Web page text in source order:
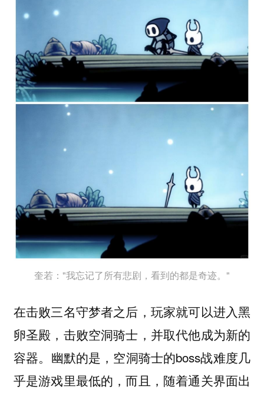
奎若："我忘记了所有悲剧，看到的都是奇迹。"
在击败三名守梦者之后，玩家就可以进入黑
卵圣殿，击败空洞骑士，并取代他成为新的
容器。幽默的是，空洞骑士的boss战难度几
乎是游戏里最低的，而且，随着通关界面出